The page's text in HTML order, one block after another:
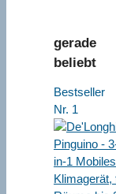
gerade
beliebt
Bestseller
Nr. 1